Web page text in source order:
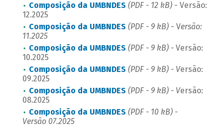
Composição da UMBNDES (PDF - 12 kB)- Versão:
12.2025
Composição da UMBNDES (PDF - 9 kB) - Versão:
11.2025
Composição da UMBNDES (PDF - 9 kB) - Versão:
10.2025
Composição da UMBNDES (PDF - 9 kB) - Versão:
09.2025
Composição da UMBNDES (PDF - 9 kB) - Versão:
08.2025
Composição da UMBNDES (PDF - 10 kB) -
Versão 07.2025